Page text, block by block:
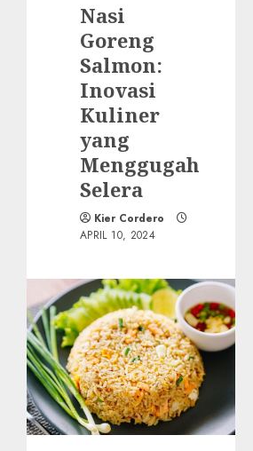
Nasi
Goreng
Salmon:
Inovasi
Kuliner
yang
Menggugah
Selera
Kier Cordero
APRIL 10, 2024